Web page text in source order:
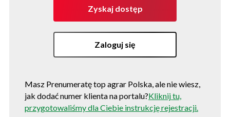
Zyskaj dostęp
Zaloguj się
Masz Prenumeratę top agrar Polska, ale nie wiesz,
jak dodać numer klienta na portalu?Kliknij tu,
przygotowaliśmy dla Ciebie instrukcję rejestracji.